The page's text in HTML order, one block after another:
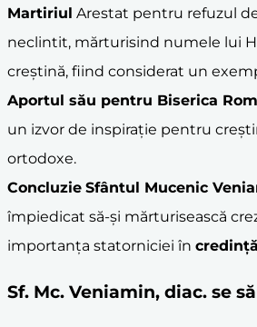
Martiriul Arestat pentru refuzul
neclintit, mărturisind numele lui
creștină, fiind considerat un
Aportul său pentru Biserica
un izvor de inspirație pentru
ortodoxe.
Concluzie Sfântul Mucenic
împiedicat să-și mărturisească
importanța statorniciei în credință
Sf. Mc. Veniamin, diac. se